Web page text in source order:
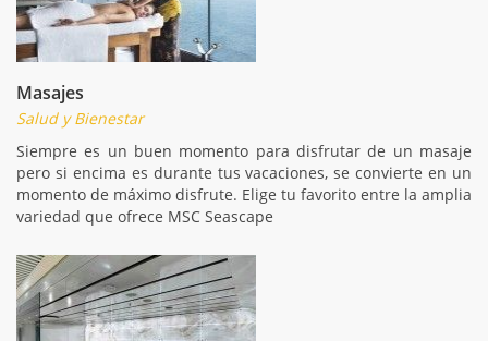
Masajes
Salud y Bienestar
Siempre es un buen momento para disfrutar de un masaje
pero si encima es durante tus vacaciones, se convierte en un
momento de máximo disfrute. Elige tu favorito entre la amplia
variedad que ofrece MSC Seascape